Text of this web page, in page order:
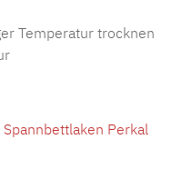
Temperatur trocknen
Perkal